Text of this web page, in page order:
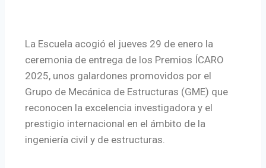
La Escuela acogió el jueves 29 de enero la
ceremonia de entrega de los Premios ÍCARO
2025, unos galardones promovidos por el
Grupo de Mecánica de Estructuras (GME) que
reconocen la excelencia investigadora y el
prestigio internacional en el ámbito de la
ingeniería civil y de estructuras.